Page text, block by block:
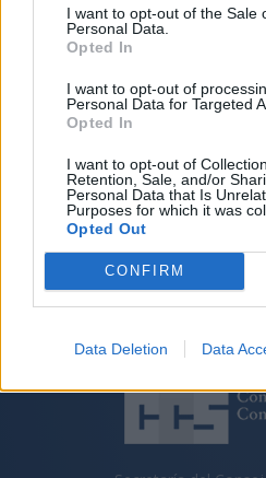
I want to opt-out of the Sale
Personal Data.
Opted In
I want to opt-out of
Personal Data for Targeted
Opted In
I want to opt-out of
Retention, Sale, and/or
Personal Data that Is
Purposes for which it was
Opted Out
CONFIRM
Data Deletion Data
ANTERIOR
COMISIÓN
PERMANENTE 89